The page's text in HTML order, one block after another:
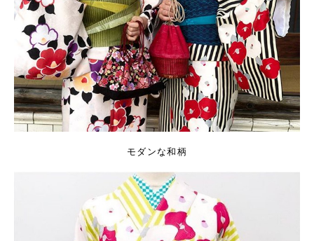
モダンな和柄